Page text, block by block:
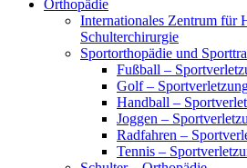
Orthopädie
Internationales Zentrum für
Schulterchirurgie
Sportorthopädie und
Fußball –
Golf –
Handball –
Joggen –
Radfahren –
Tennis –